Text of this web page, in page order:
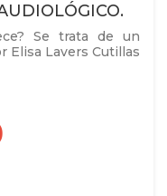
Se trata de un
Elisa Lavers Cutillas